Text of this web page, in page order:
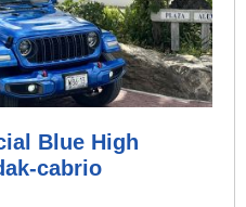
Blue High
cabrio